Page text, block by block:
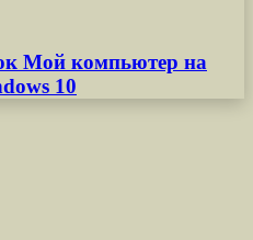
Мой компьютер на
10